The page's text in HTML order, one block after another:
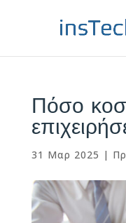
Πόσο
31 Μαρ 2025 |